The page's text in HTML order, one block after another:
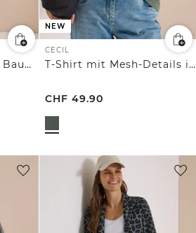
Basic Top aus reiner Baumwolle
NEW
CECIL
T-Shirt mit Mesh-Details im Leo-Look
CHF 49.90